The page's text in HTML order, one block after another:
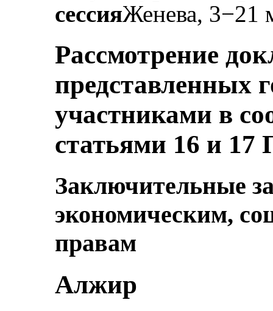
сессияЖенева, 3−21
Рассмотрение
представленных
участниками в
статьями 16 и 17
Заключительные
экономическим,
правам
Алжир